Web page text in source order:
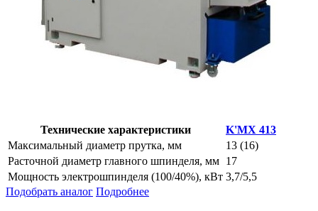
Технические характеристики
K'MX 413
Максимальный диаметр прутка, мм
13 (16)
Расточной диаметр главного шпинделя, мм 17
Мощность электрошпинделя (100/40%), кВт 3,7/5,5
Подобрать аналог Подробнее